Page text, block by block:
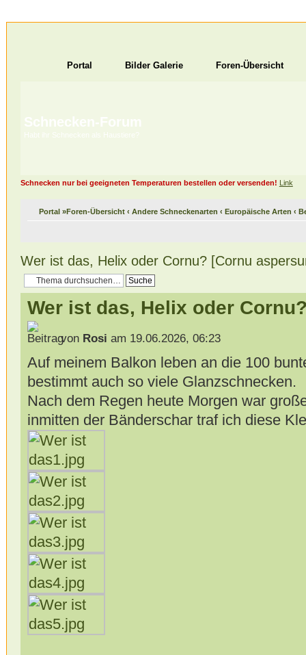
Portal Bilder Galerie Foren-Übersicht
Schnecken-Forum
Habt ihr Schnecken als Haustiere?
Schnecken nur bei geeigneten Temperaturen bestellen oder versenden! Link
Portal»Foren-Übersicht ‹ Andere Schneckenarten ‹ Europäische Arten ‹
Wer ist das, Helix oder Cornu? [Cornu
Wer ist das, Helix oder
von Rosi am 19.06.2026, 06:23
Auf meinem Balkon leben an die 100
bestimmt auch so viele Glanzschnecken.
Nach dem Regen heute Morgen war
inmitten der Bänderschar traf ich diese